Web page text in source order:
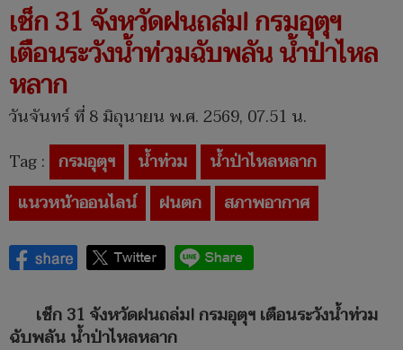
เช็ก 31 จังหวัดฝนถล่ม! กรมอุตุฯ
เตือนระวังน้ำท่วมฉับพลัน น้ำป่าไหล
หลาก
วันจันทร์ ที่ 8 มิถุนายน พ.ศ. 2569, 07.51 น.
Tag : กรมอุตุฯ น้ำท่วม
น้ำป่าไหลหลาก
แนวหน้าออนไลน์
ฝนตก สภาพอากาศ
เช็ก 31 จังหวัดฝนถล่ม! กรมอุตุฯ เตือนระวังน้ำท่วม
ฉับพลัน น้ำป่าไหลหลาก